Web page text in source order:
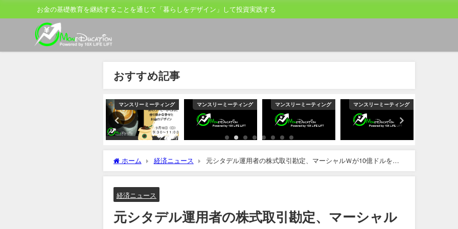
お金の基礎教育を継続することを通じて「暮らしをデザイン」して投資実践する
おすすめ記事
マンスリーミーティング マンスリーミーティング マンスリーミーティング マンスリーミーティング
ホーム 経済ニュース
元シタデル運用者の株式取引勘定、マーシャルＷが10億ドルを割
り当て
経済ニュース
元シタデル運用者の株式取引勘定、マーシャル